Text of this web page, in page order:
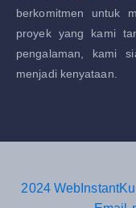
berkomitmen untuk
proyek yang kami
pengalaman, kami
menjadi kenyataan.
2024